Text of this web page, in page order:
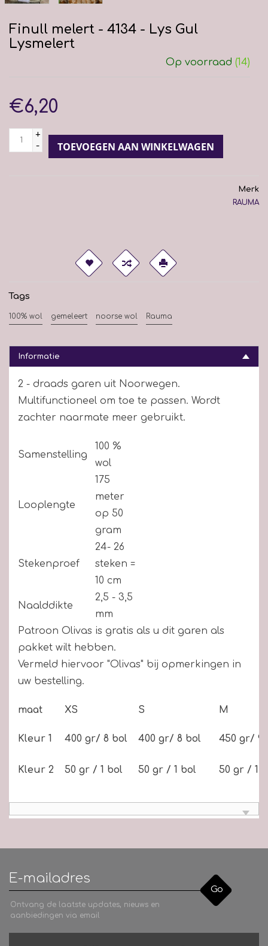
Finull melert - 4134 - Lys Gul
Lysmelert
Op voorraad (14)
€6,20
+
-
TOEVOEGEN AAN WINKELWAGEN
Merk
RAUMA
Tags
100% wol gemeleert noorse wol Rauma
Informatie
2 - draads garen uit Noorwegen.
Multifunctioneel om toe te passen. Wordt
zachter naarmate meer gebruikt.
Samenstelling
100 %
wol
Looplengte
175
meter
op 50
gram
Stekenproef
24- 26
steken =
10 cm
Naalddikte
2,5 - 3,5
mm
Patroon Olivas is gratis als u dit garen als
pakket wilt hebben.
Vermeld hiervoor "Olivas" bij opmerkingen in
uw bestelling.
maat XS S M
Kleur 1 400 gr/ 8 bol 400 gr/ 8 bol 450 gr/ 9
Kleur 2 50 gr / 1 bol 50 gr / 1 bol 50 gr / 1
Go
Ontvang de laatste updates, nieuws en
aanbiedingen via email